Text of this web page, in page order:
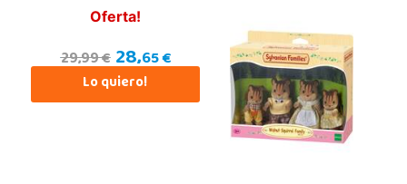
Oferta!
29,99 €28,65 €
Lo quiero!